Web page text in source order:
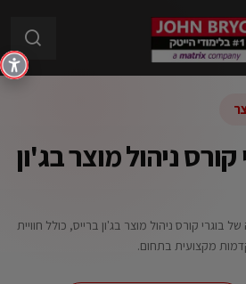
ניהול מוצר בג'ון
בוגרי קורס ניהול מוצר בג'ון ברייס, כולל חוויית
מקצועית בתחום.